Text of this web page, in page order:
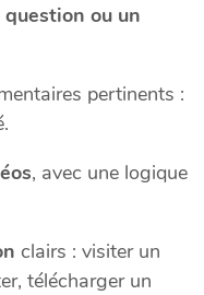
question ou un
pertinents :
, avec une logique
clairs : visiter un
télécharger un